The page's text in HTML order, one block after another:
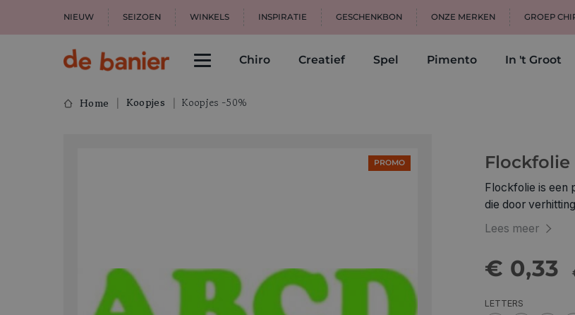
NIEUW SEIZOEN WINKELS INSPIRATIE GESCHENKBON ONZE MERKEN GROEP
Chiro Creatief Spel Pimento In 't Groot
Home Koopjes Koopjes -50%
PROMO
Flockfolie is een
die door verhitting
je textiel 2. leg je
afkoeling kan je
Lees meer
€ 0,33
LETTERS